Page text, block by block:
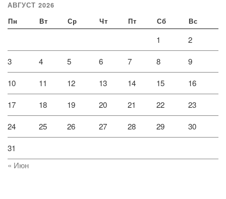
АВГУСТ 2026
Пн Вт Ср Чт Пт Сб Вс
1 2
3 4 5 6 7 8 9
10 11 12 13 14 15 16
17 18 19 20 21 22 23
24 25 26 27 28 29 30
31
« Июн